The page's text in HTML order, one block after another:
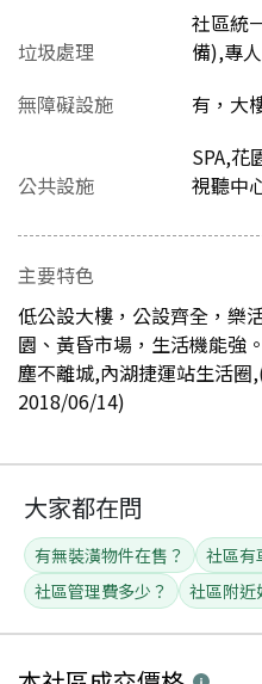
垃圾處理
社區統
備),專
無障礙設施
有，大
公共設施
SPA,花
視聽中
主要特色
低公設大樓，公設齊全，樂
園、黃昏市場，生活機能強
塵不離城,內湖捷運站生活圈
2018/06/14)
大家都在問
有無裝潢物件在售？
社區有
社區管理費多少？
社區附近